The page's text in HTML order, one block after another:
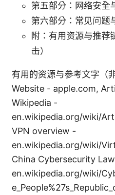
第五部分：网络安全
第六部分：常见问题
附：有用资源与推荐
击）
有用的资源与参考文字（
Website - apple.com,
Wikipedia -
en.wikipedia.org/wiki/
VPN overview -
en.wikipedia.org/wiki/
China Cybersecurity
en.wikipedia.org/wiki/